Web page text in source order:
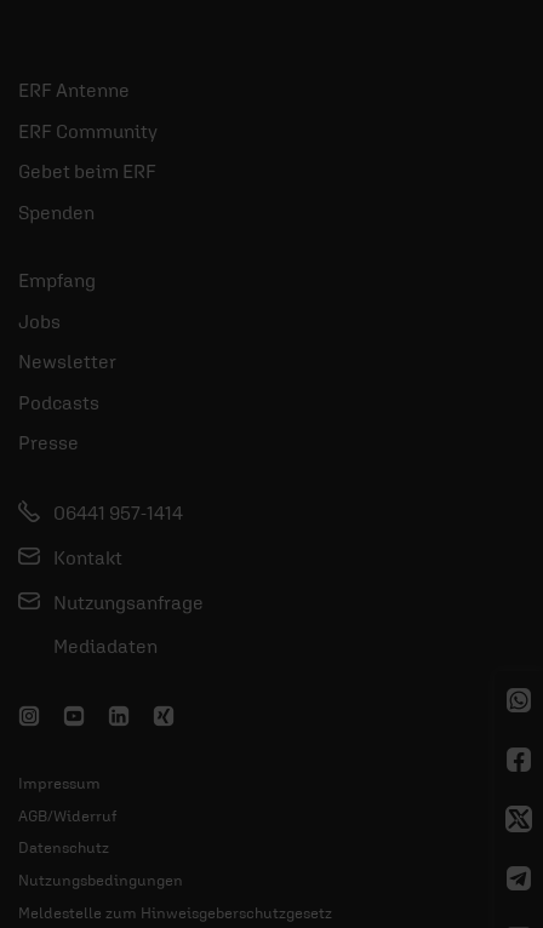
ERF Antenne
ERF Community
Gebet beim ERF
Spenden
Empfang
Jobs
Newsletter
Podcasts
Presse
06441 957-1414
Kontakt
Nutzungsanfrage
Mediadaten
Impressum
AGB/Widerruf
Datenschutz
Nutzungsbedingungen
Meldestelle zum Hinweisgeberschutzgesetz